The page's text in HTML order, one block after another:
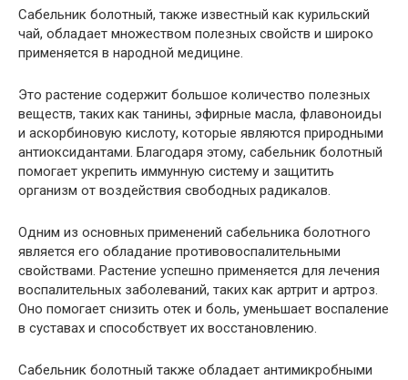
Сабельник болотный, также известный как курильский
чай, обладает множеством полезных свойств и широко
применяется в народной медицине.
Это растение содержит большое количество полезных
веществ, таких как танины, эфирные масла, флавоноиды
и аскорбиновую кислоту, которые являются природными
антиоксидантами. Благодаря этому, сабельник болотный
помогает укрепить иммунную систему и защитить
организм от воздействия свободных радикалов.
Одним из основных применений сабельника болотного
является его обладание противовоспалительными
свойствами. Растение успешно применяется для лечения
воспалительных заболеваний, таких как артрит и артроз.
Оно помогает снизить отек и боль, уменьшает воспаление
в суставах и способствует их восстановлению.
Сабельник болотный также обладает антимикробными